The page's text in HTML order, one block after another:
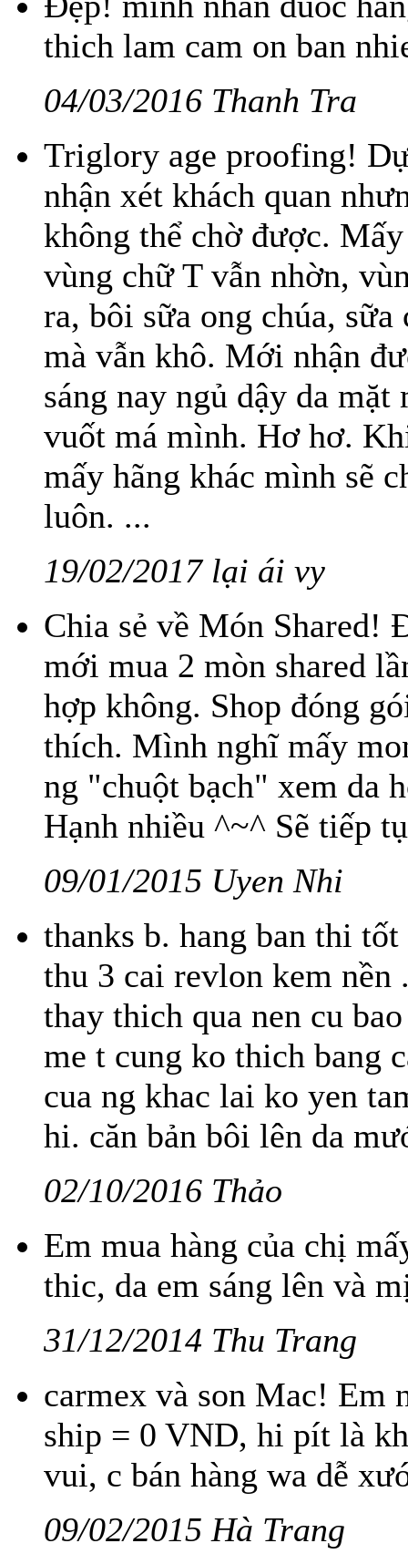
thich lam cam on ban
04/03/2016 Thanh Tra
Triglory age proofing!
nhận xét khách quan
không thể chờ được.
vùng chữ T vẫn nhờn,
ra, bôi sữa ong chúa,
mà vẫn khô. Mới nhận
sáng nay ngủ dậy da
vuốt má mình. Hơ hơ.
mấy hãng khác mình sẽ
luôn. ...
19/02/2017 lại ái vy
Chia sẻ về Món Shared!
mới mua 2 mòn shared
hợp không. Shop đóng
thích. Mình nghĩ mấy
ng "chuột bạch" xem da
Hạnh nhiều ^~^ Sẽ tiếp
09/01/2015 Uyen Nhi
thanks b. hang ban thi
thu 3 cai revlon kem nền
thay thich qua nen cu
me t cung ko thich bang
cua ng khac lai ko yen
hi. căn bản bôi lên da
02/10/2016 Thảo
Em mua hàng của chị
thic, da em sáng lên và
31/12/2014 Thu Trang
carmex và son Mac! Em
ship = 0 VND, hi pít là
vui, c bán hàng wa dễ
09/02/2015 Hà Trang